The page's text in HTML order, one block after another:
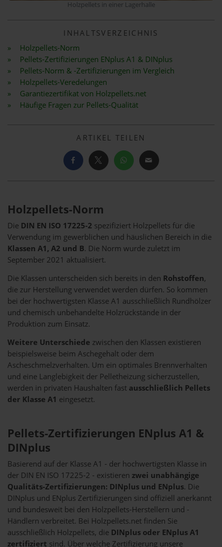
Holzpellets in einer Lagerhalle
INHALTSVERZEICHNIS
Holzpellets-Norm
Pellets-Zertifizierungen ENplus A1 & DINplus
Pellets-Norm & -Zertifizierungen im Vergleich
Holzpellets-Veredelungen
Garantiezertifikat von Holzpellets.net
Häufige Fragen zur Pellets-Qualität
ARTIKEL TEILEN
Holzpellets-Norm
Die DIN EN ISO 17225-2 spezifiziert Holzpellets für die
Verwendung im gewerblichen und häuslichen Bereich in die
Klassen A1, A2 und B. Die Norm wurde zuletzt im
September 2021 aktualisiert.
Die Klassen unterscheiden sich bereits in den Rohstoffen,
die zur Herstellung verwendet werden dürfen. So kommen
bei der hochwertigsten Klasse A1 ausschließlich Rundhölzer
und chemisch unbehandelte Holzrückstände in der
Produktion zum Einsatz.
Weitere Unterschiede zwischen den Klassen existieren
beispielsweise beim Aschegehalt oder dem
Ascheschmelzverhalten. Um ein optimales Brennverhalten
und eine Langlebigkeit der Pelletheizung sicherzustellen,
werden in privaten Haushalten fast ausschließlich Pellets
der Klasse A1 eingesetzt.
Pellets-Zertifizierungen ENplus A1 &
DINplus
Basierend auf der Klasse A1 - der hochwertigsten Klasse in
der DIN EN ISO 17225-2 - existieren zwei unabhängige
Qualitäts-Zertifizierungen: DINplus und ENplus. Die
DINplus und ENplus Zertifizierungen sind offiziell anerkannt
und bundesweit bei den Holzpellets-Herstellern und -
Händlern verbreitet. Bei Holzpellets.net finden Sie
ausschließlich Holzpellets, die DINplus oder ENplus A1
zertifiziert sind. Über welche Zertifizierung unsere